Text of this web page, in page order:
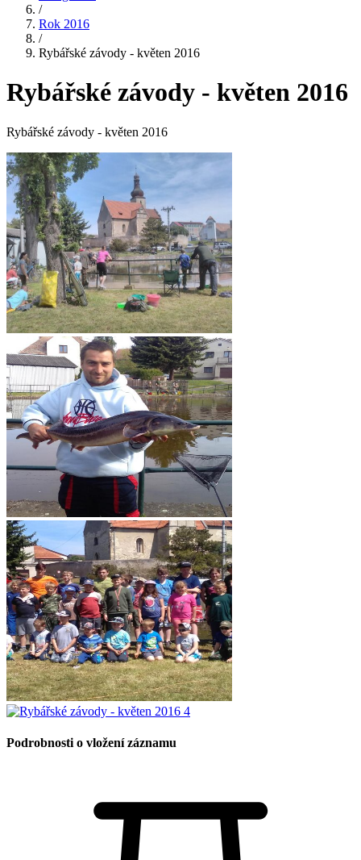
/
Rok 2016
/
Rybářské závody - květen 2016
Rybářské závody - květen 2016
Rybářské závody - květen 2016
Podrobnosti o vložení záznamu